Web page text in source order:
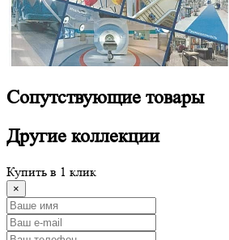
Сопутствующие товары
Другие коллекции
Купить в 1 клик
×